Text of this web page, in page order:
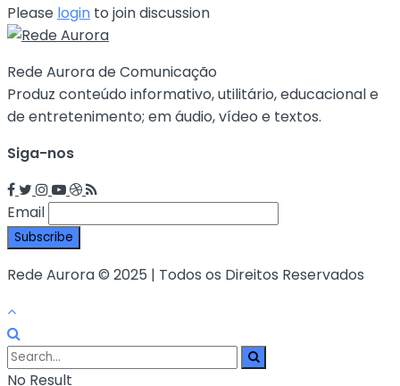
Please login to join discussion
Rede Aurora de Comunicação
Produz conteúdo informativo, utilitário, educacional e
de entretenimento; em áudio, vídeo e textos.
Siga-nos
Email
Rede Aurora © 2025 | Todos os Direitos Reservados
No Result